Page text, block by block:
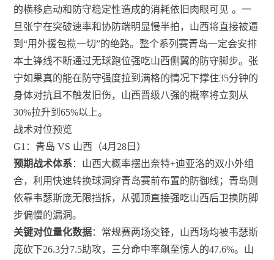
的横移启动和防守稳定性造成的消耗依旧肉眼可见 。一
旦张宁在突破速率和协防端明显慢半拍，山西将直接被逼
到“用外援包揽一切”的绝路。整个系列赛青岛一定会安排
本土锋线不断通过无球跑位强吃山西侧翼的防守脚步。张
宁如果真的能在防守强度拉到满格的情况下撑住35分钟的
身体对抗且不触发旧伤，山西晋级八强的概率将立刻从
30%拉升到65%以上。
战术对位预览
G1：青岛 VS 山西（4月28日）
预期战术体系：山西大概率摆出奈特+迪亚洛的双小外组
合，利用快速转换球洞穿青岛赛前布置的防御线；青岛则
依靠韦瑟斯庞无限挡拆，从弧顶直接强吃山西后卫换防脚
步偏慢的漏洞。
关键对位量化数据：常规赛两场交锋，山西场均被韦瑟斯
庞砍下26.3分7.5助攻，三分命中率飙至惊人的47.6%。山